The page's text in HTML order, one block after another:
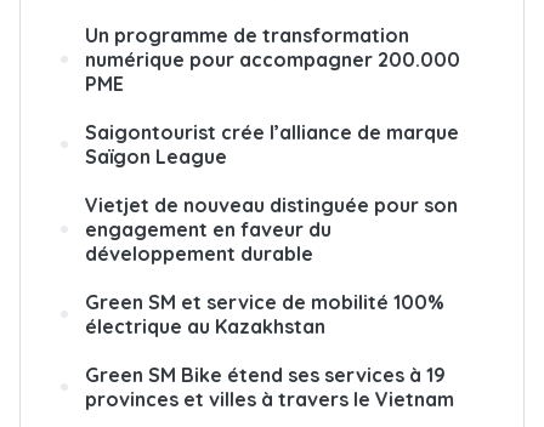
Un programme de transformation
numérique pour accompagner 200.000
PME
Saigontourist crée l’alliance de marque
Saïgon League
Vietjet de nouveau distinguée pour son
engagement en faveur du
développement durable
Green SM et service de mobilité 100%
électrique au Kazakhstan
Green SM Bike étend ses services à 19
provinces et villes à travers le Vietnam